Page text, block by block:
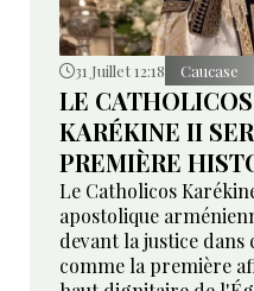
31 Juillet 12:18 Caucase
LE
KARÉKINE II
PREMIÈRE
Le Catholicos
apostolique
devant la justice dans
comme la première